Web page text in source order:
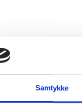
Samtykke